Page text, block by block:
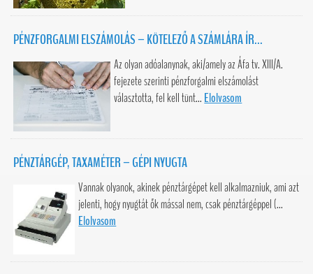
PÉNZFORGALMI ELSZÁMOLÁS – KÖTELEZŐ A SZÁMLÁRA ÍR...
Az olyan adóalanynak, aki/amely az Áfa tv. XIII/A.
fejezete szerinti pénzforgalmi elszámolást
választotta, fel kell tünt... Elolvasom
PÉNZTÁRGÉP, TAXAMÉTER – GÉPI NYUGTA
Vannak olyanok, akinek pénztárgépet kell alkalmazniuk, ami azt
jelenti, hogy nyugtát ők mással nem, csak pénztárgéppel (...
Elolvasom